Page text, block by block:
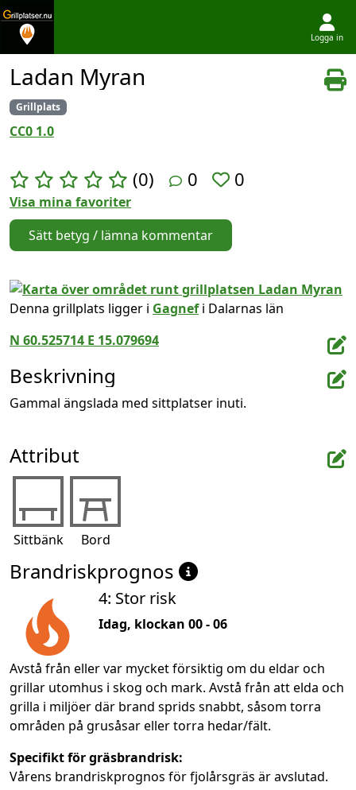
Logga in
Ladan Myran
Grillplats
CC0 1.0
(0) 0 0
Visa mina favoriter
Sätt betyg / lämna kommentar
Denna grillplats ligger i Gagnefi Dalarnas län
N 60.525714 E 15.079694
Beskrivning
Gammal ängslada med sittplatser inuti.
Attribut
Sittbänk Bord
Brandriskprognos
4: Stor risk
Idag, klockan 00 - 06
Avstå från eller var mycket försiktig om du eldar och
grillar utomhus i skog och mark. Avstå från att elda och
grilla i miljöer där brand sprids snabbt, såsom torra
områden på grusåsar eller torra hedar/fält.
Specifikt för gräsbrandrisk:
Vårens brandriskprognos för fjolårsgräs är avslutad.